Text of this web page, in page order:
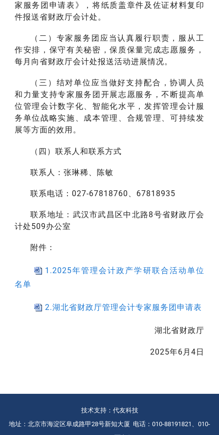
家服务团申请表》，将纸质盖章件及佐证材料复印
件报送省财政厅会计处。
（二）专家服务团应当认真履行职责，服从工
作安排，保守有关秘密，保质保量完成志愿服务，
每月向省财政厅会计处报送活动进展情况。
（三）结对单位应当做好支持配合，协调人员
和力量支持专家服务团开展志愿服务，不断提高单
位管理会计数字化、智能化水平，发挥管理会计服
务单位战略实施、成本管理、合规管理、可持续发
展等方面的效用。
（四）联系人和联系方式
联系人：张琳稀、陈敏
联系电话：027-67818760、67818935
联系地址：武汉市武昌区中北路8号省财政厅会
计处509办公室
附件：
1.2025年管理会计政产学研联合活动单位
名单
2.湖北省财政厅管理会计专家服务团申请表
湖北省财政厅
2025年6月4日
技术支持：代友科技
地址：北京市海淀区阜成路甲28号新知大厦 电话：010-88191821、010-